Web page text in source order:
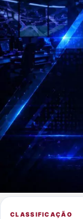
CLASSIFICAÇÃO